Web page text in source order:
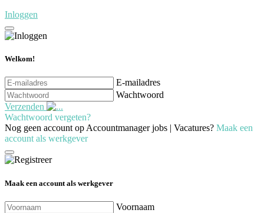
Inloggen
Welkom!
E-mailadres
Wachtwoord
Verzenden
Wachtwoord vergeten?
Nog geen account op Accountmanager jobs | Vacatures? Maak een
account als werkgever
Maak een account als werkgever
Voornaam